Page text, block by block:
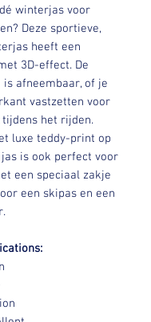
winterjas voor
Deze sportieve,
heeft een
3D-effect. De
is afneembaar, of je
vastzetten voor
het rijden.
luxe teddy-print op
jas is ook perfect voor
een speciaal zakje
een skipas en een